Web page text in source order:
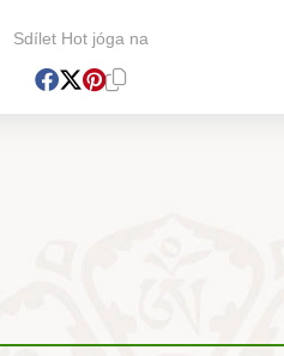
Sdílet Hot jóga na